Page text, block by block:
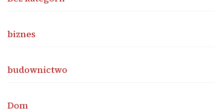
biznes
budownictwo
Dom